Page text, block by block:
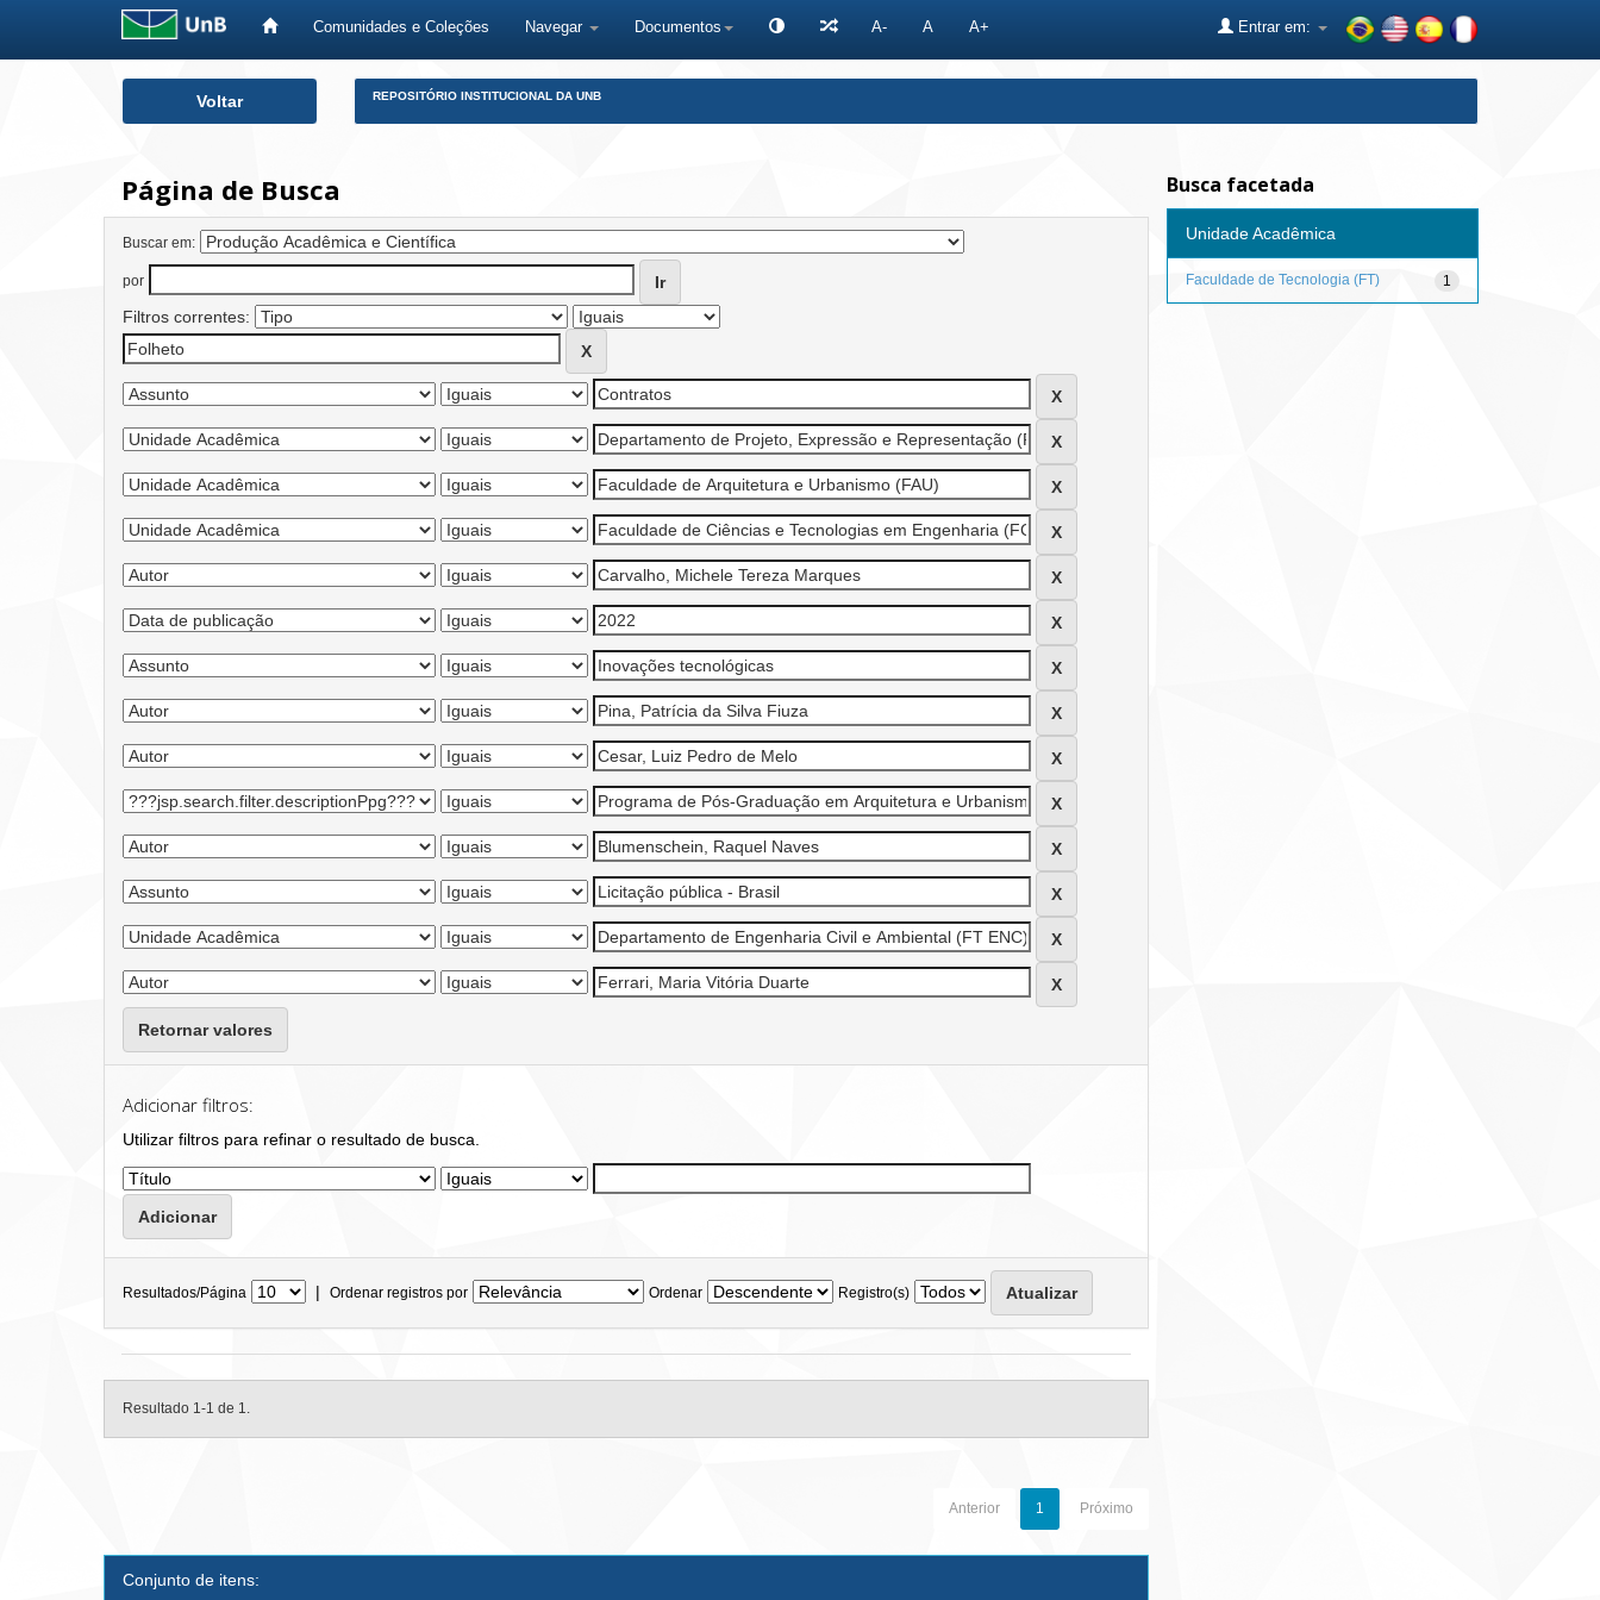
Comunidades e Coleções Navegar Documentos A- A A+ Entrar em:
Voltar REPOSITÓRIO INSTITUCIONAL DA UNB
Página de Busca
Buscar em:
por
Filtros correntes:
Retornar valores
Adicionar filtros:
Utilizar filtros para refinar o resultado de busca.
Resultados/Página | Ordenar registros por Ordenar Registro(s)
Resultado 1-1 de 1.
Anterior 1 Próximo
Conjunto de itens:
Busca facetada
Unidade Acadêmica
1
Faculdade de Tecnologia (FT)